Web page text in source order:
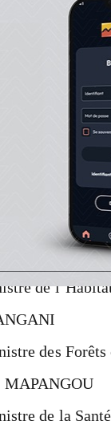
enflent
d'Ali Bongo
du nouveau
de
des
de la